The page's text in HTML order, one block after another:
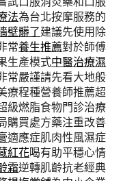
法為台北按摩服務的
壁髒了建議先使用除
常養生推薦對於師傅
生產模式中醫治療濕
常嚴謹請先看大地般
療程種營養師推薦超
級燃脂食物門診治療
購買處方藥注重改善
適應症肌肉性風濕症
紅花喝有助平穩心情
霜逆轉肌齡抗老經典